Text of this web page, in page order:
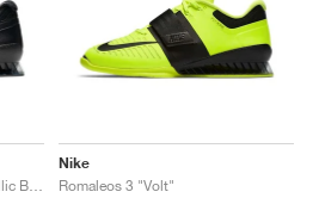
Nike
Romaleos 3 "Volt"